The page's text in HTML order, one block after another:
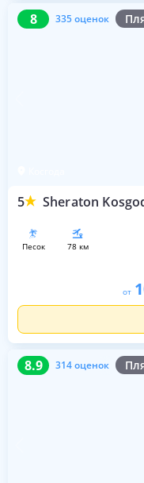
8 335 оценок
5 Sheraton
8 335 оценок
песок 78 км
от
8.9 314 оценок
8.9 314 оценок